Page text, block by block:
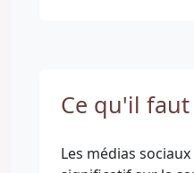
Ce qu'il
Les médias